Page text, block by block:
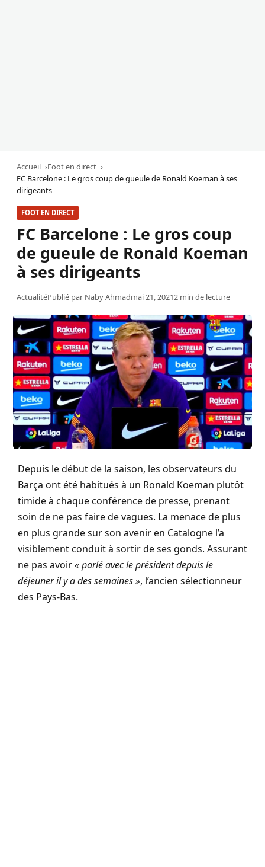
Accueil
Foot en direct
FC Barcelone : Le gros coup de gueule de Ronald Koeman à ses
dirigeants
FOOT EN DIRECT
FC Barcelone : Le gros coup
de gueule de Ronald Koeman
à ses dirigeants
ActualitéPublié par Naby Ahmadmai 21, 20212 min de lecture
Depuis le début de la saison, les observateurs du
Barça ont été habitués à un Ronald Koeman plutôt
timide à chaque conférence de presse, prenant
soin de ne pas faire de vagues. La menace de plus
en plus grande sur son avenir en Catalogne l’a
visiblement conduit à sortir de ses gonds. Assurant
ne pas avoir« parlé avec le président depuis le
déjeuner il y a des semaines », l’ancien sélectionneur
des Pays-Bas.